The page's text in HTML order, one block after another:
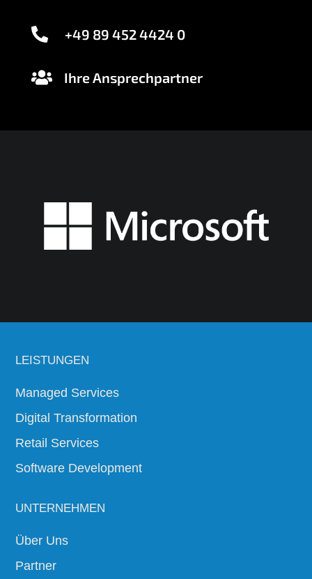
+49 89 452 4424 0
Ihre Ansprechpartner
LEISTUNGEN
Managed Services
Digital Transformation
Retail Services
Software Development
UNTERNEHMEN
Über Uns
Partner